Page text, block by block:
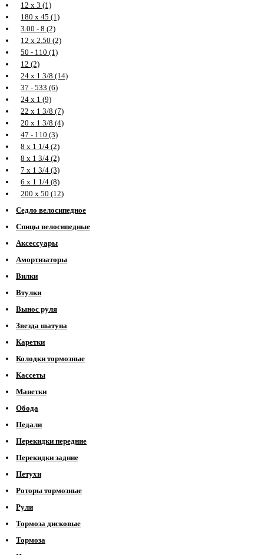
12 х 3 (1)
180 х 45 (1)
3.00 - 8 (2)
12 х 2.50 (2)
50 - 110 (1)
12 (2)
24 х 1 3/8 (14)
37 - 533 (6)
24 х 1 (9)
22 х 1 3/8 (7)
20 х 1 3/8 (4)
47 - 110 (3)
8 х 1 1/4 (2)
8 х 1 3/4 (2)
7 х 1 3/4 (3)
6 х 1 1/4 (8)
200 х 50 (12)
Седло велосипедное
Спицы велосипедные
Аксессуары
Амортизаторы
Вилки
Втулки
Вынос руля
Звезда шатуна
Каретки
Колодки тормозные
Кассеты
Манетки
Обода
Педали
Перекидки передние
Перекидки задние
Петухи
Роторы тормозные
Рули
Тормоза дисковые
Тормоза